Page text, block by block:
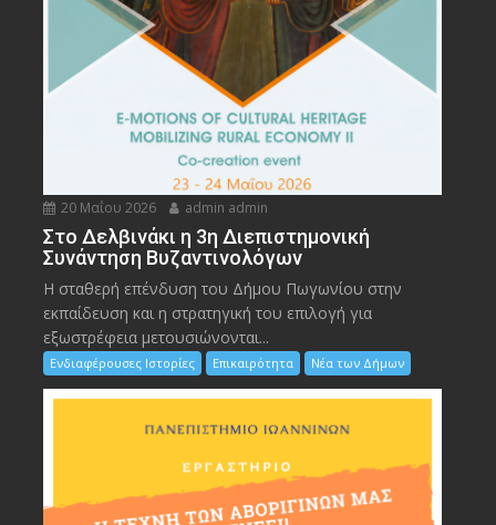
20 Μαΐου 2026 admin admin
Στο Δελβινάκι η 3η Διεπιστημονική
Συνάντηση Βυζαντινολόγων
Η σταθερή επένδυση του Δήμου Πωγωνίου στην
εκπαίδευση και η στρατηγική του επιλογή για
εξωστρέφεια μετουσιώνονται...
Ενδιαφέρουσες Ιστορίες Επικαιρότητα Νέα των Δήμων